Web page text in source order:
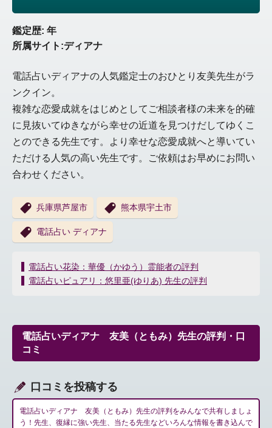
鑑定歴: 年
所属サイト:ディアナ
電話占いディアナの人気鑑定士のおひとり友美先生がラ
ンクイン。
複雑な恋愛成就をはじめとしてご相談者様の未来を的確
に見抜いてゆきながら幸せの近道を見つけだしてゆくこ
とのできる先生です。より幸せな恋愛成就へと導いてい
ただける人気の高い先生です。ご依頼はお早めにお問い
合わせください。
兵庫県芦屋市 熊本県宇土市
電話占い ディアナ
投
稿
ー
シ
電話占い花染：華優（かゆう）霊能者の評判
電話占いピュアリ：悠里亜(ゆりあ) 先生の評判
電話占いディアナ 友美（ともみ）先生の評判・口
コミ
口コミを投稿する
電話占いディアナ 友美（ともみ）先生の評判をみんなで共有しましょ
う！先生、復縁に強い先生、当たる先生などいろんな情報を書き込んで